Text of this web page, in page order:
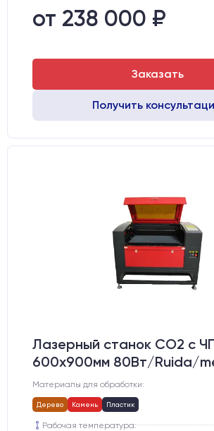
Направляющие оси Х:
Точность позиционирования, мм:
от 238 000 ₽
Заказать
Получить
Лазерный станок CO2 c
600х900мм 80Вт/Ruida/
Материалы для обработки:
Дерево Камень Пластик
Рабочая температура: